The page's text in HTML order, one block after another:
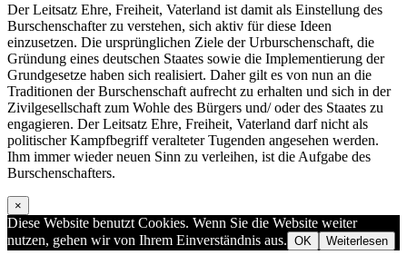
Der Leitsatz Ehre, Freiheit, Vaterland ist damit als Einstellung des
Burschenschafter zu verstehen, sich aktiv für diese Ideen
einzusetzen. Die ursprünglichen Ziele der Urburschenschaft, die
Gründung eines deutschen Staates sowie die Implementierung der
Grundgesetze haben sich realisiert. Daher gilt es von nun an die
Traditionen der Burschenschaft aufrecht zu erhalten und sich in der
Zivilgesellschaft zum Wohle des Bürgers und/ oder des Staates zu
engagieren. Der Leitsatz Ehre, Freiheit, Vaterland darf nicht als
politischer Kampfbegriff veralteter Tugenden angesehen werden.
Ihm immer wieder neuen Sinn zu verleihen, ist die Aufgabe des
Burschenschafters.
×
Diese Website benutzt Cookies. Wenn Sie die Website weiter
nutzen, gehen wir von Ihrem Einverständnis aus. OK Weiterlesen